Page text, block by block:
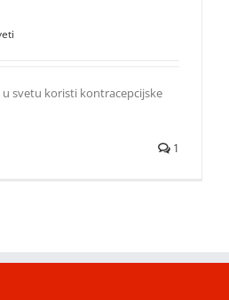
svetu koristi kontracepcijske
1